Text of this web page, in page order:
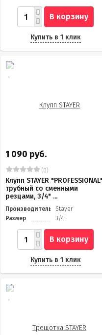
В корзину
Купить в 1 клик
1 090 руб.
(0)
Клупп STAYER
трубный со сменными
резцами, 3/4" ...
Производитель
Stayer
Размер
3/4"
В корзину
Купить в 1 клик